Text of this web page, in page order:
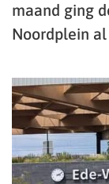
maand ging
Noordplein al